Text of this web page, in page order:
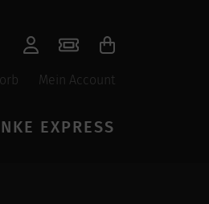
Mein Account
EXPRESS